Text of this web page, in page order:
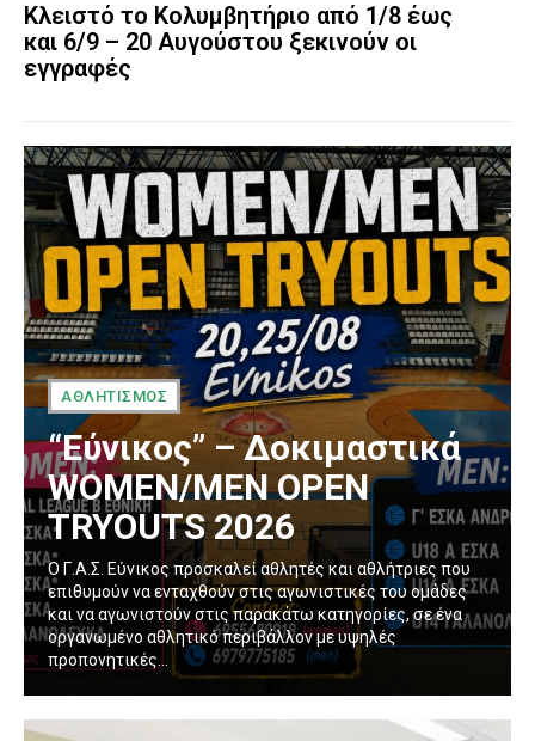
Κλειστό το Κολυμβητήριο από 1/8 έως
και 6/9 – 20 Αυγούστου ξεκινούν οι
εγγραφές
ΑΘΛΗΤΙΣΜΟΣ
“Εύνικος” – Δοκιμαστικά
WOMEN/MEN OPEN
TRYOUTS 2026
Ο Γ.Α.Σ. Εύνικος προσκαλεί αθλητές και αθλήτριες που
επιθυμούν να ενταχθούν στις αγωνιστικές του ομάδες
και να αγωνιστούν στις παρακάτω κατηγορίες, σε ένα
οργανωμένο αθλητικό περιβάλλον με υψηλές
προπονητικές...